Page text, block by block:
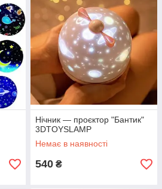
Нічник — проєктор "Бантик"
3DTOYSLAMP
Немає в наявності
540 ₴